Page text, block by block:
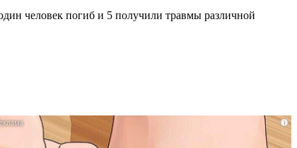
человек погиб и 5 получили травмы различной
i